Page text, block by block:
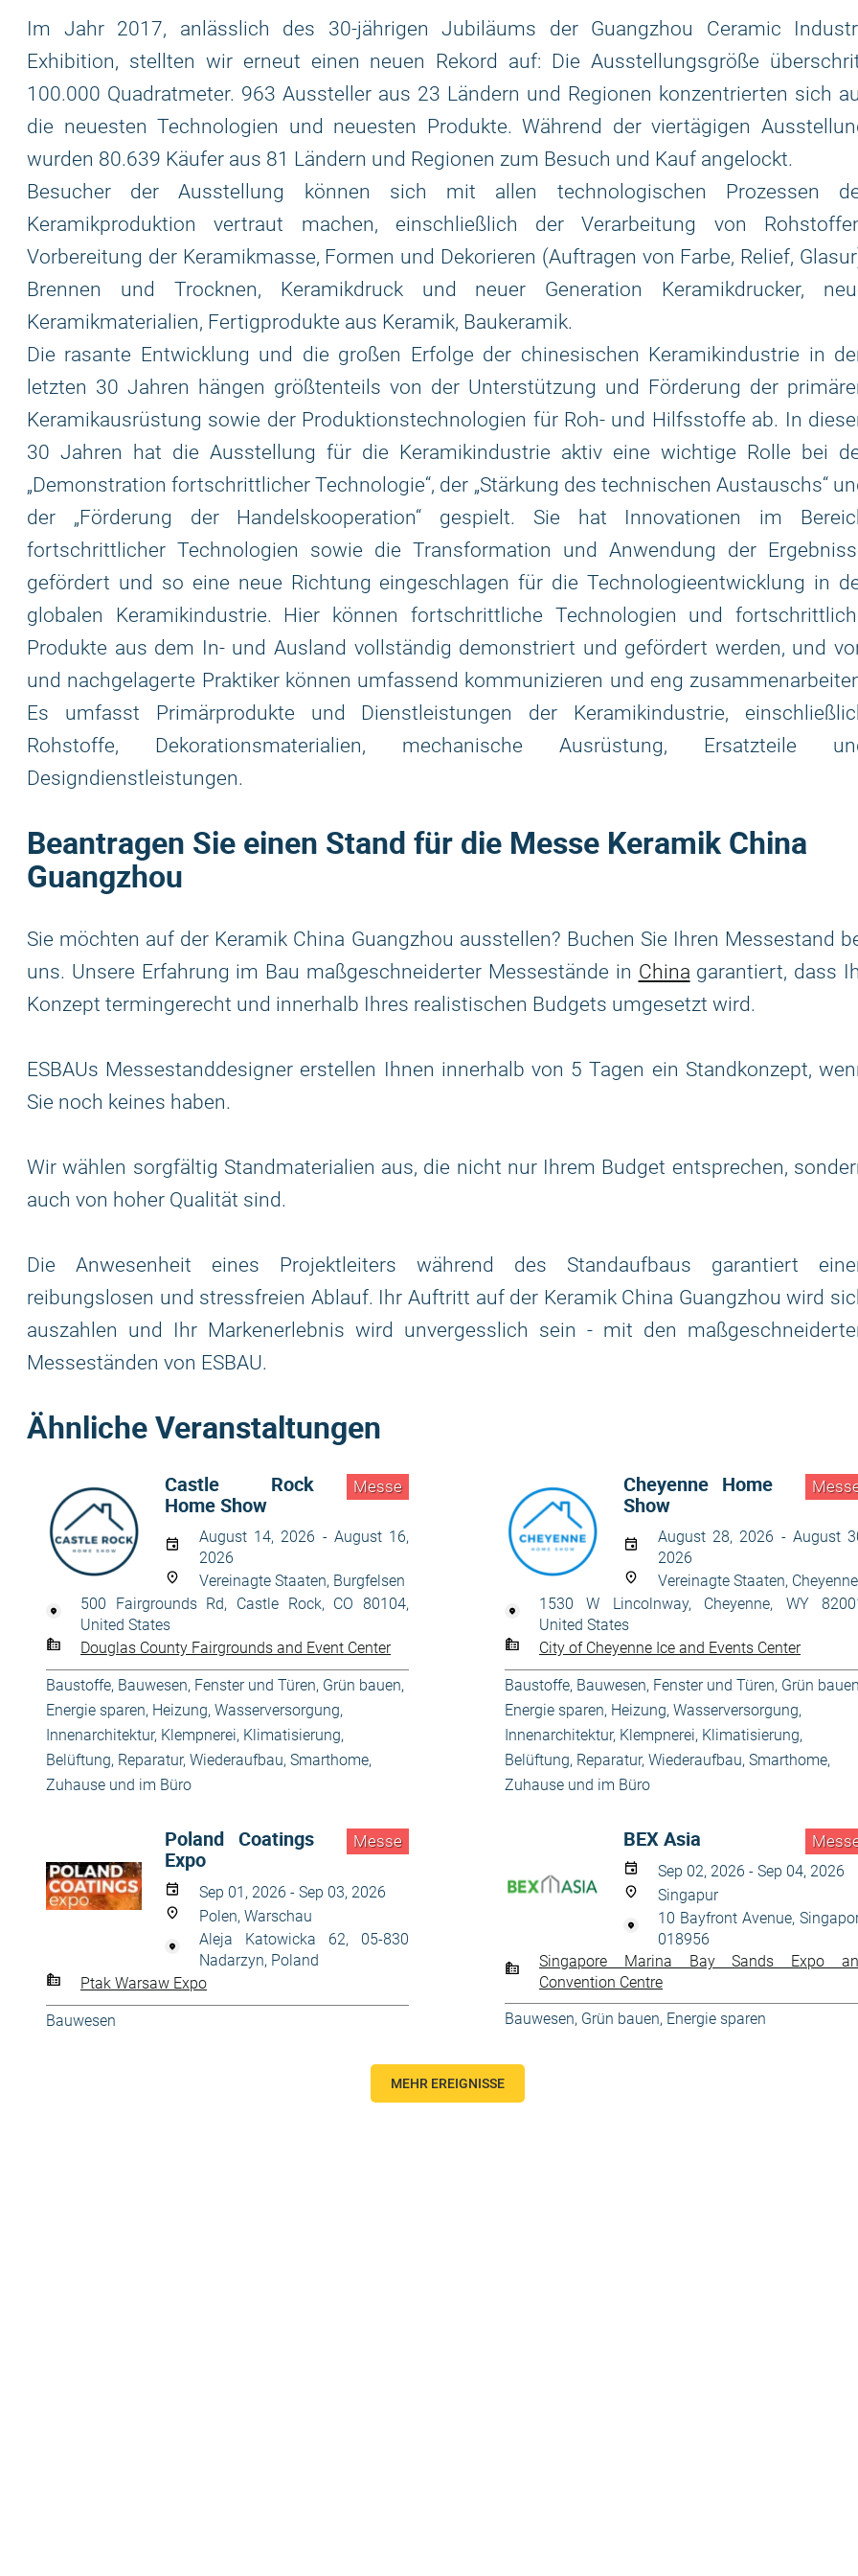
Im Jahr 2017, anlässlich des 30-jährigen Jubiläums der Guangzhou Ceramic
Exhibition, stellten wir erneut einen neuen Rekord auf: Die Ausstellungsgröße
100.000 Quadratmeter. 963 Aussteller aus 23 Ländern und Regionen konzentrierten sich
die neuesten Technologien und neuesten Produkte. Während der viertägigen
wurden 80.639 Käufer aus 81 Ländern und Regionen zum Besuch und Kauf angelockt.
Besucher der Ausstellung können sich mit allen technologischen Prozessen
Keramikproduktion vertraut machen, einschließlich der Verarbeitung von
Vorbereitung der Keramikmasse, Formen und Dekorieren (Auftragen von Farbe, Relief,
Brennen und Trocknen, Keramikdruck und neuer Generation Keramikdrucker,
Keramikmaterialien, Fertigprodukte aus Keramik, Baukeramik.
Die rasante Entwicklung und die großen Erfolge der chinesischen Keramikindustrie in
letzten 30 Jahren hängen größtenteils von der Unterstützung und Förderung der
Keramikausrüstung sowie der Produktionstechnologien für Roh- und Hilfsstoffe ab. In
30 Jahren hat die Ausstellung für die Keramikindustrie aktiv eine wichtige Rolle bei
„Demonstration fortschrittlicher Technologie“, der „Stärkung des technischen Austauschs“
der „Förderung der Handelskooperation“ gespielt. Sie hat Innovationen im
fortschrittlicher Technologien sowie die Transformation und Anwendung der
gefördert und so eine neue Richtung eingeschlagen für die Technologieentwicklung in
globalen Keramikindustrie. Hier können fortschrittliche Technologien und
Produkte aus dem In- und Ausland vollständig demonstriert und gefördert werden, und
und nachgelagerte Praktiker können umfassend kommunizieren und eng
Es umfasst Primärprodukte und Dienstleistungen der Keramikindustrie,
Rohstoffe, Dekorationsmaterialien, mechanische Ausrüstung, Ersatzteile
Designdienstleistungen.
Beantragen Sie einen Stand für die Messe Keramik China
Guangzhou
Sie möchten auf der Keramik China Guangzhou ausstellen? Buchen Sie Ihren Messestand
uns. Unsere Erfahrung im Bau maßgeschneiderter Messestände in China garantiert, dass
Konzept termingerecht und innerhalb Ihres realistischen Budgets umgesetzt wird.
ESBAUs Messestanddesigner erstellen Ihnen innerhalb von 5 Tagen ein Standkonzept,
Sie noch keines haben.
Wir wählen sorgfältig Standmaterialien aus, die nicht nur Ihrem Budget entsprechen,
auch von hoher Qualität sind.
Die Anwesenheit eines Projektleiters während des Standaufbaus garantiert
reibungslosen und stressfreien Ablauf. Ihr Auftritt auf der Keramik China Guangzhou wird
auszahlen und Ihr Markenerlebnis wird unvergesslich sein - mit den
Messeständen von ESBAU.
Ähnliche Veranstaltungen
Messe
Castle Rock
Home Show
August 14, 2026 - August 16,
2026
Vereinagte Staaten, Burgfelsen
500 Fairgrounds Rd, Castle Rock, CO 80104,
United States
Douglas County Fairgrounds and Event Center
Baustoffe, Bauwesen, Fenster und Türen, Grün bauen,
Energie sparen, Heizung, Wasserversorgung,
Innenarchitektur, Klempnerei, Klimatisierung,
Belüftung, Reparatur, Wiederaufbau, Smarthome,
Zuhause und im Büro
Cheyenne Home
Show
August 28, 2026 - August
2026
Vereinagte Staaten, Cheyenne
1530 W Lincolnway, Cheyenne, WY
United States
City of Cheyenne Ice and Events Center
Baustoffe, Bauwesen, Fenster und Türen, Grün
Energie sparen, Heizung, Wasserversorgung,
Innenarchitektur, Klempnerei, Klimatisierung,
Belüftung, Reparatur, Wiederaufbau, Smarthome,
Zuhause und im Büro
Messe
Poland Coatings
Expo
Sep 01, 2026 - Sep 03, 2026
Polen, Warschau
Aleja Katowicka 62, 05-830
Nadarzyn, Poland
Ptak Warsaw Expo
Bauwesen
BEX Asia
Sep 02, 2026 - Sep 04, 2026
Singapur
10 Bayfront Avenue,
018956
Singapore Marina Bay Sands Expo
Convention Centre
Bauwesen, Grün bauen, Energie sparen
MEHR EREIGNISSE